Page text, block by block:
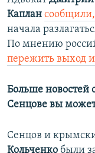
Каплан
начала
По мнению
пережить выход
Больше новостей
Сенцове вы
Сенцов и
Кольченко были